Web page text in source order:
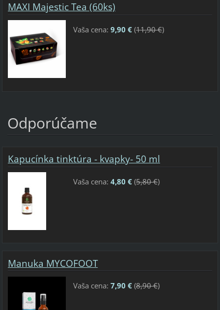
MAXI Majestic Tea (60ks)
Vaša cena: 9,90 €(11,90 €)
Odporúčame
Kapucínka tinktúra - kvapky- 50 ml
Vaša cena: 4,80 €(5,80 €)
Manuka MYCOFOOT
Vaša cena: 7,90 €(8,90 €)